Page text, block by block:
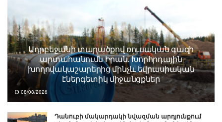
Ադրբեջանի տարածքով ռուսական գազի
արտահանումն Իրան. Խորհրդային
խողովակաշարերից մինչև եվրասիական
էներգետիկ միջանցքներ
08/08/2026
Դանուբի մակարդակի նվազման արդյունքում